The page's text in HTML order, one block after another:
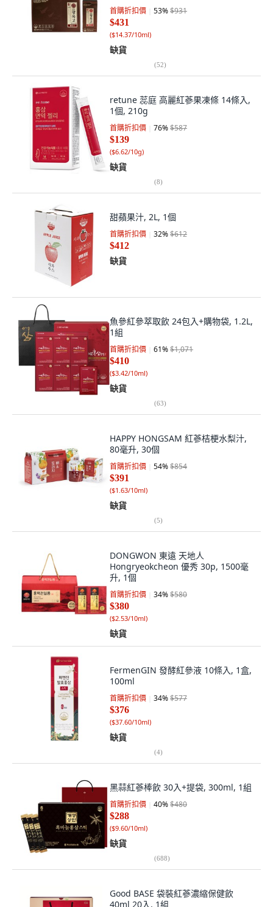
首購折扣價 53%$931
$431
($14.37/10ml)
缺貨
(52)
retune 蕊庭 高麗紅蔘果凍條 14條入,
1個, 210g
首購折扣價 76%$587
$139
($6.62/10g)
缺貨
(8)
甜蘋果汁, 2L, 1個
首購折扣價 32%$612
$412
缺貨
魚參紅參萃取飲 24包入+購物袋, 1.2L,
1組
首購折扣價 61%$1,071
$410
($3.42/10ml)
缺貨
(63)
HAPPY HONGSAM 紅蔘桔梗水梨汁,
80毫升, 30個
首購折扣價 54%$854
$391
($1.63/10ml)
缺貨
(5)
DONGWON 東遠 天地人
Hongryeokcheon 優秀 30p, 1500毫
升, 1個
首購折扣價 34%$580
$380
($2.53/10ml)
缺貨
FermenGIN 發酵紅參液 10條入, 1盒,
100ml
首購折扣價 34%$577
$376
($37.60/10ml)
缺貨
(4)
黑蒜紅蔘棒飲 30入+提袋, 300ml, 1組
首購折扣價 40%$480
$288
($9.60/10ml)
缺貨
(688)
Good BASE 袋裝紅蔘濃縮保健飲
40ml 20入, 1組